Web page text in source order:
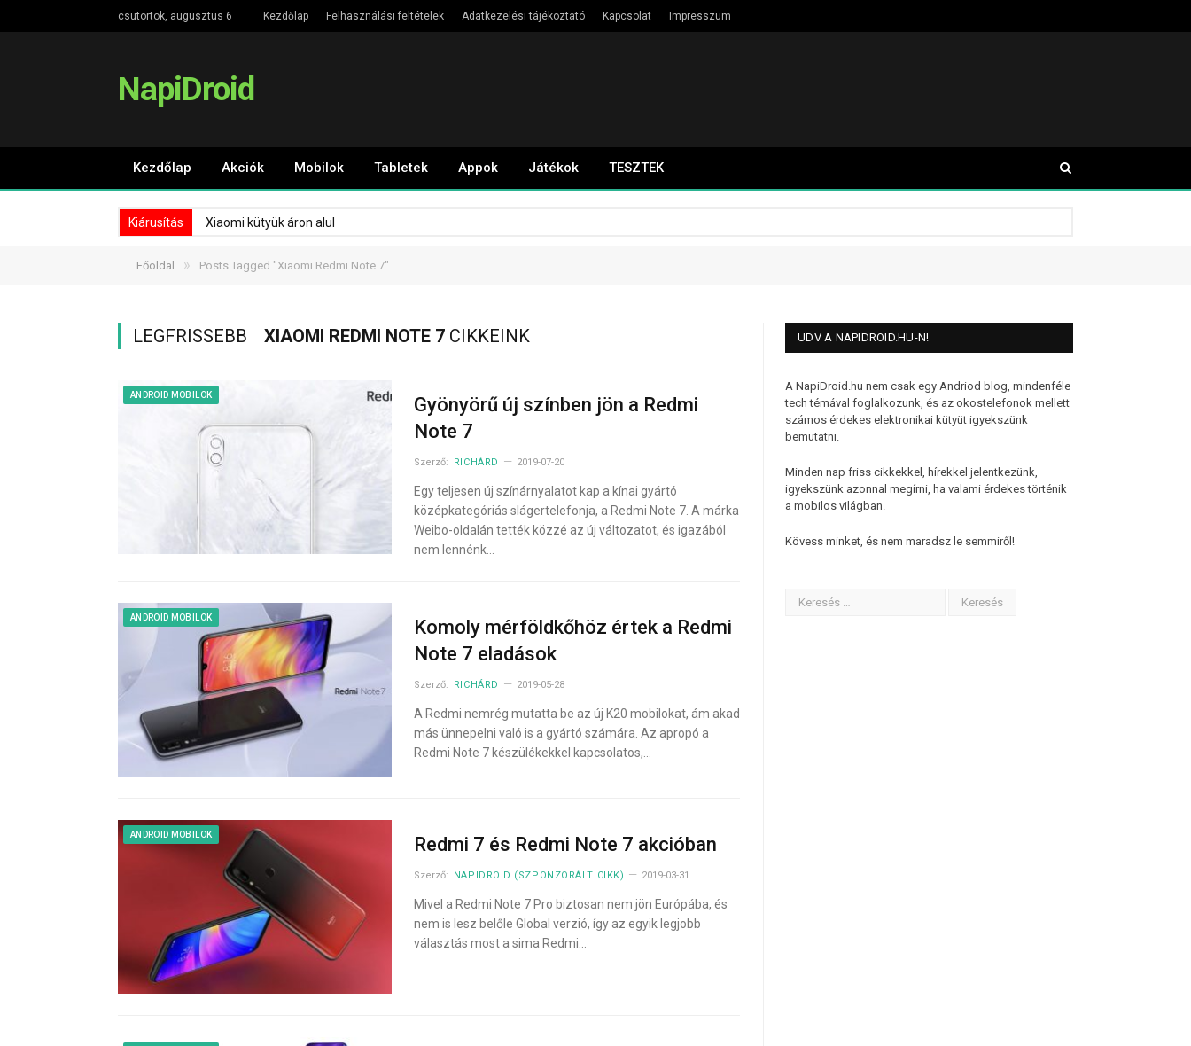
csütörtök, augusztus 6 Kezdőlap Felhasználási feltételek Adatkezelési tájékoztató Kapcsolat Impresszum
NapiDroid
Kezdőlap Akciók Mobilok Tabletek Appok Játékok TESZTEK
Kiárusítás Xiaomi kütyük áron alul
Főoldal » Posts Tagged "Xiaomi Redmi Note 7"
LEGFRISSEBB XIAOMI REDMI NOTE 7 CIKKEINK
ANDROID MOBILOK
Gyönyörű új színben jön a Redmi
Note 7
Szerző: RICHÁRD 2019-07-20
Egy teljesen új színárnyalatot kap a kínai gyártó
középkategóriás slágertelefonja, a Redmi Note 7. A márka
Weibo-oldalán tették közzé az új változatot, és igazából
nem lennénk…
ANDROID MOBILOK
Komoly mérföldkőhöz értek a Redmi
Note 7 eladások
Szerző: RICHÁRD 2019-05-28
A Redmi nemrég mutatta be az új K20 mobilokat, ám akad
más ünnepelni való is a gyártó számára. Az apropó a
Redmi Note 7 készülékekkel kapcsolatos,…
ANDROID MOBILOK Redmi 7 és Redmi Note 7 akcióban
Szerző: NAPIDROID (SZPONZORÁLT CIKK) 2019-03-31
Mivel a Redmi Note 7 Pro biztosan nem jön Európába, és
nem is lesz belőle Global verzió, így az egyik legjobb
választás most a sima Redmi…
ÜDV A NAPIDROID.HU-N!
A NapiDroid.hu nem csak egy Andriod blog, mindenféle
tech témával foglalkozunk, és az okostelefonok mellett
számos érdekes elektronikai kütyüt igyekszünk
bemutatni.
Minden nap friss cikkekkel, hírekkel jelentkezünk,
igyekszünk azonnal megírni, ha valami érdekes történik
a mobilos világban.
Kövess minket, és nem maradsz le semmiről!